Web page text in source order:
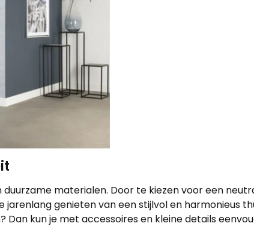
materialen. Door te kiezen voor een
genieten van een stijlvol en harmonieus
Dan kun je met accessoires en kleine details